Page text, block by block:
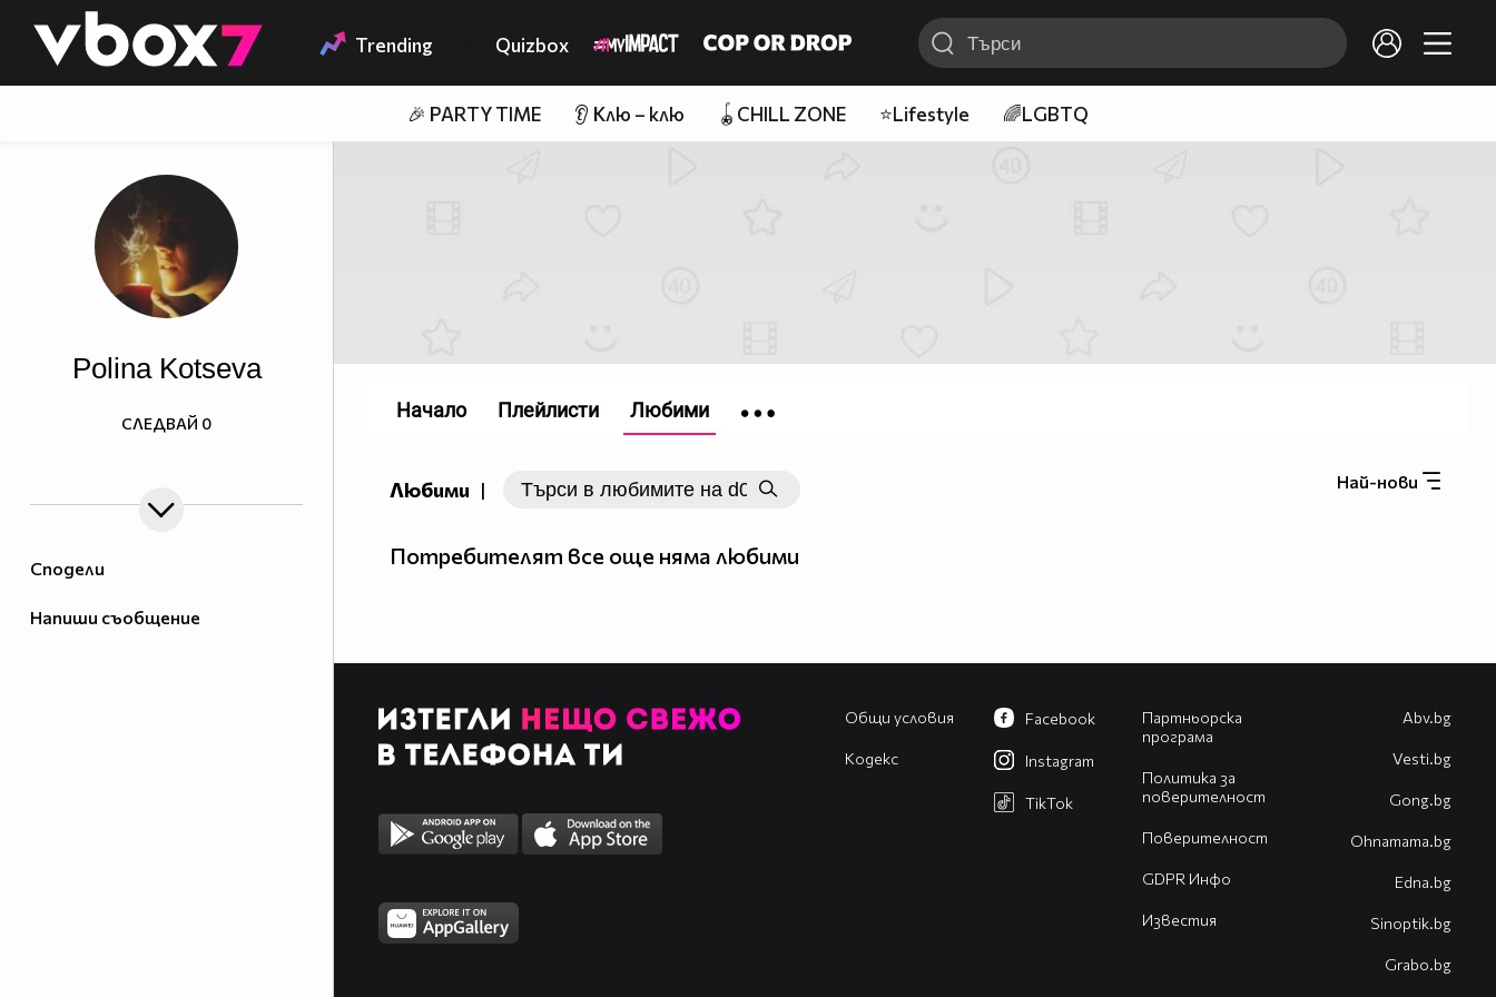
👾 Trending Quizbox
🎉 PARTY TIME 👂 Клю – клю 🪀CHILL ZONE ⭐Lifestyle 🌈LGBTQ
Сподели
Напиши съобщение
Polina Kotseva
СЛЕДВАЙ 0
Любими | Най-нови
Потребителят все още няма любими
Начало Плейлисти Любими
Общи условия
Кодекс
Партньорска
програма
Политика за
поверителност
Поверителност
GDPR Инфо
Известия
Facebook
Instagram
TikTok
Abv.bg
Vesti.bg
Gong.bg
Оhnamama.bg
Edna.bg
Sinoptik.bg
Grabo.bg